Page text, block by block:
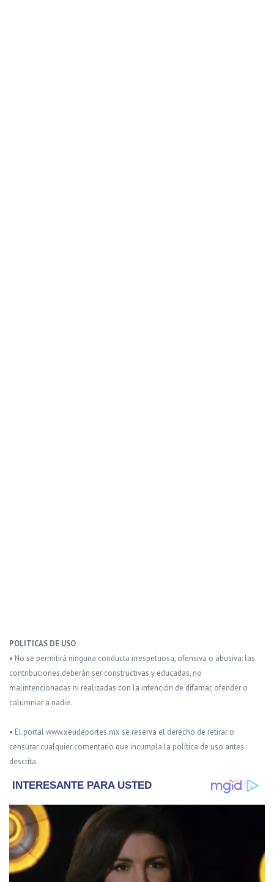
POLITICAS DE USO
• No se permitirá ninguna conducta irrespetuosa, ofensiva o abusiva: las
contribuciones deberán ser constructivas y educadas, no
malintencionadas ni realizadas con la intención de difamar, ofender o
calumniar a nadie.
• El portal www.xeudeportes.mx se reserva el derecho de retirar o
censurar cualquier comentario que incumpla la política de uso antes
descrita.